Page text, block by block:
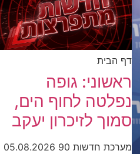
דף הבית
ראשוני: גופה
נפלטה לחוף הים,
סמוך לזיכרון יעקב
מערכת חדשות 90
05.08.2026